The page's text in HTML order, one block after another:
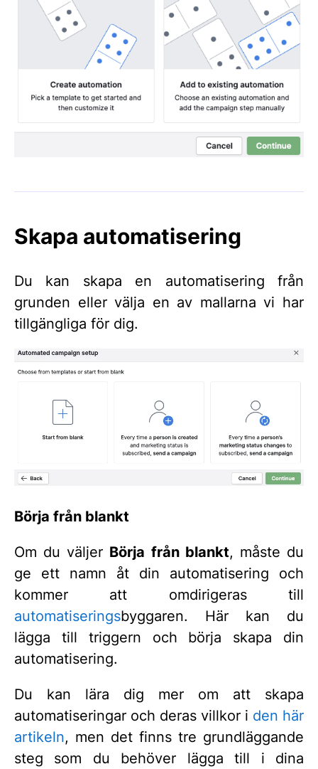
Skapa automatisering
Du kan skapa en automatisering från
grunden eller välja en av mallarna vi har
tillgängliga för dig.
Börja från blankt
Om du väljer Börja från blankt, måste du
ge ett namn åt din automatisering och
kommer att omdirigeras till
automatiseringsbyggaren. Här kan du
lägga till triggern och börja skapa din
automatisering.
Du kan lära dig mer om att skapa
automatiseringar och deras villkor i den här
artikeln, men det finns tre grundläggande
steg som du behöver lägga till i dina